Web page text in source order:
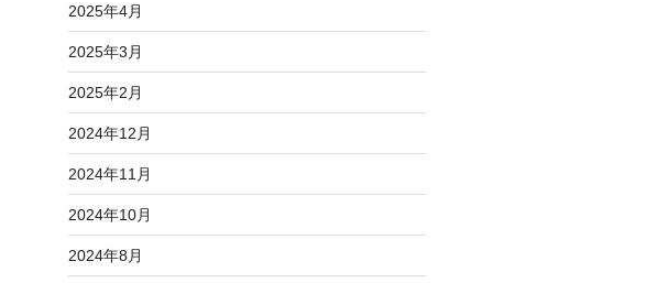
2025年4月
2025年3月
2025年2月
2024年12月
2024年11月
2024年10月
2024年8月